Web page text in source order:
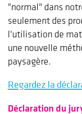
"normal" dans
seulement des
l'utilisation de
une nouvelle
paysagère.
Regardez la
Déclaration du